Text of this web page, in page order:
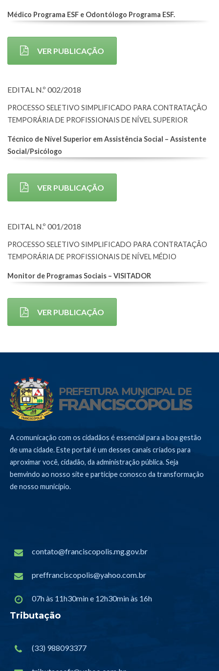
Médico Programa ESF e Odontólogo Programa ESF.
VER PUBLICAÇÃO
EDITAL N.º 002/2018
PROCESSO SELETIVO SIMPLIFICADO PARA CONTRATAÇÃO
TEMPORÁRIA DE PROFISSIONAIS DE NÍVEL SUPERIOR
Técnico de Nível Superior em Assistência Social – Assistente
Social/Psicólogo
VER PUBLICAÇÃO
EDITAL N.º 001/2018
PROCESSO SELETIVO SIMPLIFICADO PARA CONTRATAÇÃO
TEMPORÁRIA DE PROFISSIONAIS DE NÍVEL MÉDIO
Monitor de Programas Sociais – VISITADOR
VER PUBLICAÇÃO
A comunicação com os cidadãos é essencial para a boa gestão
de uma cidade. Este portal é um desses canais criados para
aproximar você, cidadão, da administração pública. Seja
bemvindo ao nosso site e participe conosco da transformação
de nosso município.
contato@franciscopolis.mg.gov.br
preffranciscopolis@yahoo.com.br
07h às 11h30min e 12h30min às 16h
Tributação
(33) 988093377